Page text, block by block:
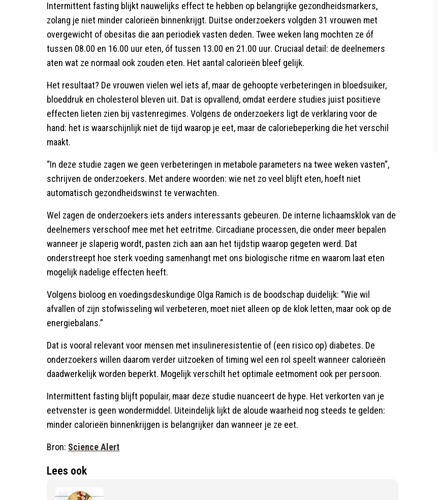
Intermittent fasting blijkt nauwelijks effect te hebben op belangrijke gezondheidsmarkers,
zolang je niet minder calorieën binnenkrijgt. Duitse onderzoekers volgden 31 vrouwen met
overgewicht of obesitas die aan periodiek vasten deden. Twee weken lang mochten ze óf
tussen 08.00 en 16.00 uur eten, óf tussen 13.00 en 21.00 uur. Cruciaal detail: de deelnemers
aten wat ze normaal ook zouden eten. Het aantal calorieën bleef gelijk.
Het resultaat? De vrouwen vielen wel iets af, maar de gehoopte verbeteringen in bloedsuiker,
bloeddruk en cholesterol bleven uit. Dat is opvallend, omdat eerdere studies juist positieve
effecten lieten zien bij vastenregimes. Volgens de onderzoekers ligt de verklaring voor de
hand: het is waarschijnlijk niet de tijd waarop je eet, maar de caloriebeperking die het verschil
maakt.
“In deze studie zagen we geen verbeteringen in metabole parameters na twee weken vasten”,
schrijven de onderzoekers. Met andere woorden: wie net zo veel blijft eten, hoeft niet
automatisch gezondheidswinst te verwachten.
Wel zagen de onderzoekers iets anders interessants gebeuren. De interne lichaamsklok van de
deelnemers verschoof mee met het eetritme. Circadiane processen, die onder meer bepalen
wanneer je slaperig wordt, pasten zich aan aan het tijdstip waarop gegeten werd. Dat
onderstreept hoe sterk voeding samenhangt met ons biologische ritme en waarom laat eten
mogelijk nadelige effecten heeft.
Volgens bioloog en voedingsdeskundige Olga Ramich is de boodschap duidelijk: “Wie wil
afvallen of zijn stofwisseling wil verbeteren, moet niet alleen op de klok letten, maar ook op de
energiebalans.”
Dat is vooral relevant voor mensen met insulineresistentie of (een risico op) diabetes. De
onderzoekers willen daarom verder uitzoeken of timing wel een rol speelt wanneer calorieën
daadwerkelijk worden beperkt. Mogelijk verschilt het optimale eetmoment ook per persoon.
Intermittent fasting blijft populair, maar deze studie nuanceert de hype. Het verkorten van je
eetvenster is geen wondermiddel. Uiteindelijk lijkt de aloude waarheid nog steeds te gelden:
minder calorieën binnenkrijgen is belangrijker dan wanneer je ze eet.
Bron: Science Alert
Lees ook